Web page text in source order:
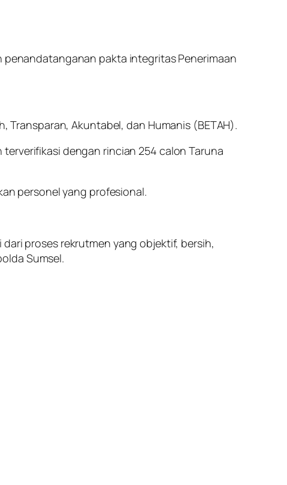
penandatanganan pakta integritas Penerimaan
Transparan, Akuntabel, dan Humanis (BETAH).
dengan rincian 254 calon Taruna
personel yang profesional.
proses rekrutmen yang objektif, bersih,
Sumsel.